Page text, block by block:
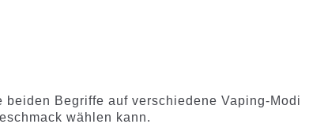
Begriffe auf verschiedene Vaping-Modi
wählen kann.